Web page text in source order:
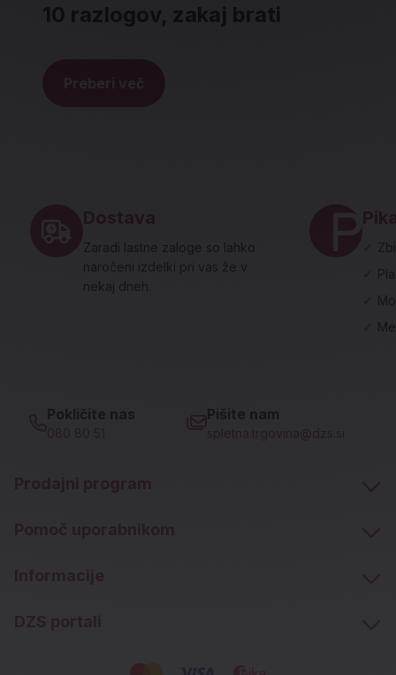
10 razlogov, zakaj brati
Preberi več
Dostava
Zaradi lastne zaloge so lahko
naročeni izdelki pri vas že v
nekaj dneh.
Pokličite nas
080 80 51
Pišite nam
spletna.trgovina@dzs.si
Prodajni program
Pomoč uporabnikom
Informacije
DZS portali